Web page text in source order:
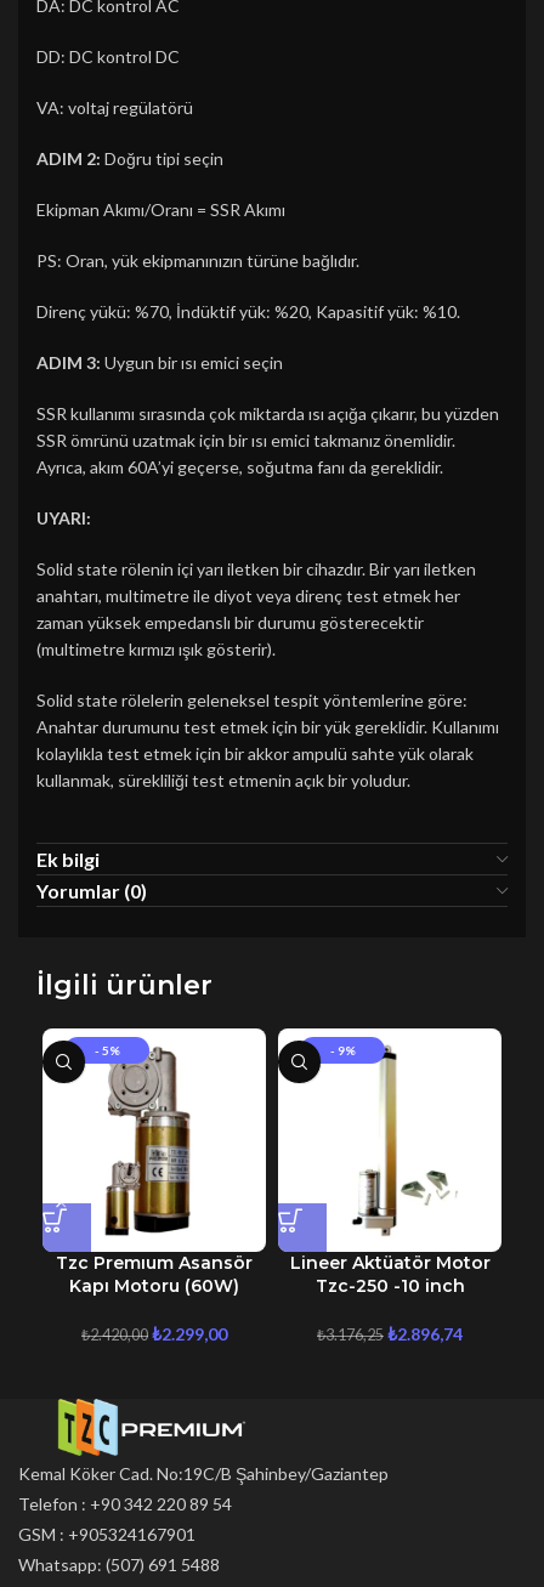
DA: DC kontrol AC
DD: DC kontrol DC
VA: voltaj regülatörü
ADIM 2: Doğru tipi seçin
Ekipman Akımı/Oranı = SSR Akımı
PS: Oran, yük ekipmanınızın türüne bağlıdır.
Direnç yükü: %70, İndüktif yük: %20, Kapasitif yük: %10.
ADIM 3: Uygun bir ısı emici seçin
SSR kullanımı sırasında çok miktarda ısı açığa çıkarır, bu yüzden
SSR ömrünü uzatmak için bir ısı emici takmanız önemlidir.
Ayrıca, akım 60A’yi geçerse, soğutma fanı da gereklidir.
UYARI:
Solid state rölenin içi yarı iletken bir cihazdır. Bir yarı iletken
anahtarı, multimetre ile diyot veya direnç test etmek her
zaman yüksek empedanslı bir durumu gösterecektir
(multimetre kırmızı ışık gösterir).
Solid state rölelerin geleneksel tespit yöntemlerine göre:
Anahtar durumunu test etmek için bir yük gereklidir. Kullanımı
kolaylıkla test etmek için bir akkor ampulü sahte yük olarak
kullanmak, sürekliliği test etmenin açık bir yoludur.
Ek bilgi
Yorumlar (0)
İlgili ürünler
- 5%
Tzc Premıum Asansör
Kapı Motoru (60W)
₺2.420,00 ₺2.299,00
- 9%
Lineer Aktüatör Motor
Tzc-250 -10 inch
₺3.176,25 ₺2.896,74
Kemal Köker Cad. No:19C/B Şahinbey/Gaziantep
Telefon : +90 342 220 89 54
GSM : +905324167901
Whatsapp: (507) 691 5488